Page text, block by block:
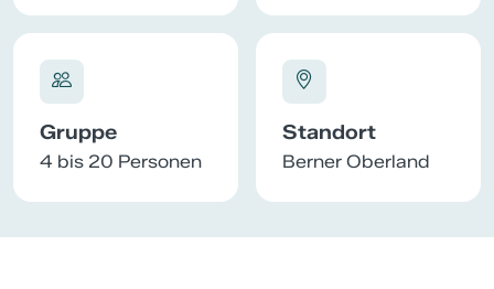
Gruppe
4 bis 20 Personen
Standort
Berner Oberland